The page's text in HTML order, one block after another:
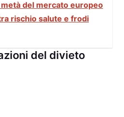
del mercato europeo
rischio salute e frodi
del divieto